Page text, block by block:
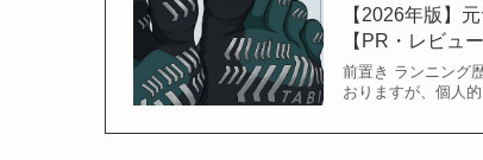
【2026年版】
【PR・レビュ
前置き ランニング
おりますが、個人